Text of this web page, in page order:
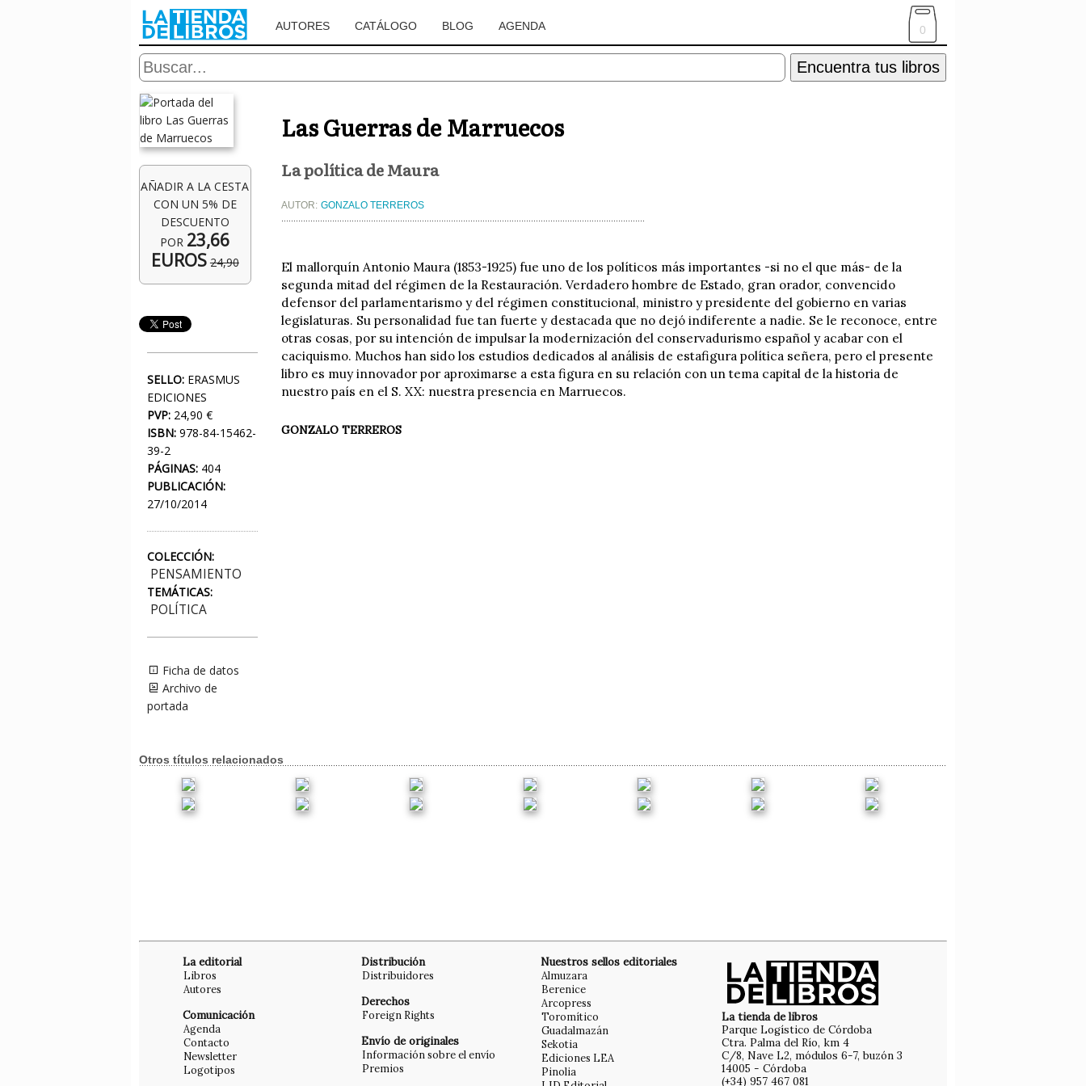
AUTORES CATÁLOGO BLOG AGENDA 0
Encuentra tus libros
AÑADIR A LA CESTA
CON UN 5% DE
DESCUENTO
POR 23,66
EUROS 24,90
SELLO: ERASMUS
EDICIONES
PVP: 24,90 €
ISBN: 978-84-15462-
39-2
PÁGINAS: 404
PUBLICACIÓN:
27/10/2014
COLECCIÓN:
PENSAMIENTO
TEMÁTICAS:
POLÍTICA
Ficha de datos
Archivo de
portada
Las Guerras de Marruecos
La política de Maura
AUTOR: GONZALO TERREROS
El mallorquín Antonio Maura (1853-1925) fue uno de los políticos más importantes -si no el que más- de la
segunda mitad del régimen de la Restauración. Verdadero hombre de Estado, gran orador, convencido
defensor del parlamentarismo y del régimen constitucional, ministro y presidente del gobierno en varias
legislaturas. Su personalidad fue tan fuerte y destacada que no dejó indiferente a nadie. Se le reconoce, entre
otras cosas, por su intención de impulsar la modernización del conservadurismo español y acabar con el
caciquismo. Muchos han sido los estudios dedicados al análisis de estafigura política señera, pero el presente
libro es muy innovador por aproximarse a esta figura en su relación con un tema capital de la historia de
nuestro país en el S. XX: nuestra presencia en Marruecos.
GONZALO TERREROS
Otros títulos relacionados
La editorial
Libros
Autores
Comunicación
Agenda
Contacto
Newsletter
Logotipos
Distribución
Distribuidores
Derechos
Foreign Rights
Envío de originales
Información sobre el envío
Premios
Nuestros sellos editoriales
Almuzara
Berenice
Arcopress
Toromítico
Guadalmazán
Sekotia
Ediciones LEA
Pinolia
La tienda de libros
Parque Logístico de Córdoba
Ctra. Palma del Río, km 4
C/8, Nave L2, módulos 6-7, buzón 3
14005 - Córdoba
(+34) 957 467 081